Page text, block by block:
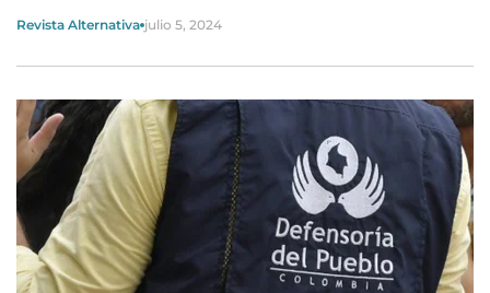
Revista Alternativa julio 5, 2024